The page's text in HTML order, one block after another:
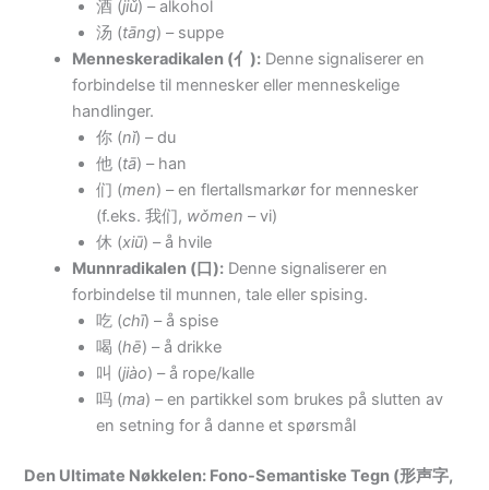
酒 (jiǔ) – alkohol
汤 (tāng) – suppe
Menneskeradikalen (亻): Denne signaliserer en
forbindelse til mennesker eller menneskelige
handlinger.
你 (nǐ) – du
他 (tā) – han
们 (men) – en flertallsmarkør for mennesker
(f.eks. 我们, wǒmen – vi)
休 (xiū) – å hvile
Munnradikalen (口): Denne signaliserer en
forbindelse til munnen, tale eller spising.
吃 (chī) – å spise
喝 (hē) – å drikke
叫 (jiào) – å rope/kalle
吗 (ma) – en partikkel som brukes på slutten av
en setning for å danne et spørsmål
Den Ultimate Nøkkelen: Fono-Semantiske Tegn (形声字,